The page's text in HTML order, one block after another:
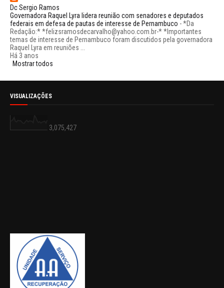
Dc Sergio Ramos
Governadora Raquel Lyra lidera reunião com senadores e deputados
federais em defesa de pautas de interesse de Pernambuco -*Da
Redação:* *felizsramosdecarvalho@yahoo.com.br-* *Importantes
temas de interesse de Pernambuco foram discutidos pela governadora
Raquel Lyra em reuniões ...
Há 3 anos
Mostrar todos
VISUALIZAÇÕES
3,075,427